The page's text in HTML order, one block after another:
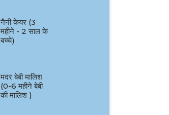
नैनी केयर (3
महीने - 2 साल के
बच्चे)
मदर बेबी मालिश
(0-6 महीने बेबी
की मालिश )